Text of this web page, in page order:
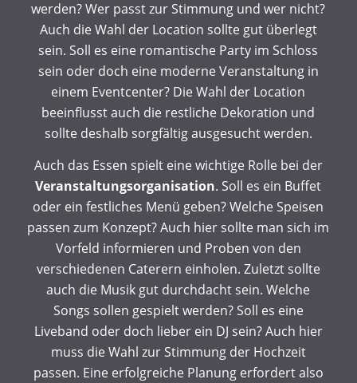
werden? Wer passt zur Stimmung und wer nicht?
Auch die Wahl der Location sollte gut überlegt
sein. Soll es eine romantische Party im Schloss
sein oder doch eine moderne Veranstaltung in
einem Eventcenter? Die Wahl der Location
beeinflusst auch die restliche Dekoration und
sollte deshalb sorgfältig ausgesucht werden.
Auch das Essen spielt eine wichtige Rolle bei der
Veranstaltungsorganisation. Soll es ein Buffet
oder ein festliches Menü geben? Welche Speisen
passen zum Konzept? Auch hier sollte man sich im
Vorfeld informieren und Proben von den
verschiedenen Caterern einholen. Zuletzt sollte
auch die Musik gut durchdacht sein. Welche
Songs sollen gespielt werden? Soll es eine
Liveband oder doch lieber ein DJ sein? Auch hier
muss die Wahl zur Stimmung der Hochzeit
passen. Eine erfolgreiche Planung erfordert also